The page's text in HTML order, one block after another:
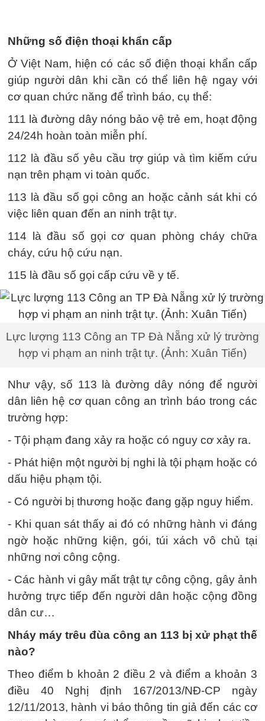
Những số điện thoại khẩn cấp
Ở Việt Nam, hiện có các số điện thoại khẩn cấp
giúp người dân khi cần có thể liên hệ ngay với
cơ quan chức năng để trình báo, cụ thể:
111 là đường dây nóng bảo vệ trẻ em, hoạt động
24/24h hoàn toàn miễn phí.
112 là đầu số yêu cầu trợ giúp và tìm kiếm cứu
nạn trên phạm vi toàn quốc.
113 là đầu số gọi công an hoặc cảnh sát khi có
việc liên quan đến an ninh trật tự.
114 là đầu số gọi cơ quan phòng cháy chữa
cháy, cứu hộ cứu nạn.
115 là đầu số gọi cấp cứu về y tế.
Lực lượng 113 Công an TP Đà Nẵng xử lý trường
hợp vi phạm an ninh trật tự. (Ảnh: Xuân Tiến)
Như vậy, số 113 là đường dây nóng để người
dân liên hệ cơ quan công an trình báo trong các
trường hợp:
- Tội phạm đang xảy ra hoặc có nguy cơ xảy ra.
- Phát hiện một người bị nghi là tội phạm hoặc có
dấu hiệu phạm tội.
- Có người bị thương hoặc đang gặp nguy hiểm.
- Khi quan sát thấy ai đó có những hành vi đáng
ngờ hoặc những kiện, gói, túi xách vô chủ tại
những nơi công cộng.
- Các hành vi gây mất trật tự công cộng, gây ảnh
hưởng trực tiếp đến người dân hoặc cộng đồng
dân cư…
Nháy máy trêu đùa công an 113 bị xử phạt thế
nào?
Theo điểm b khoản 2 điều 2 và điểm a khoản 3
điều 40 Nghị định 167/2013/NĐ-CP ngày
12/11/2013, hành vi báo thông tin giả đến các cơ